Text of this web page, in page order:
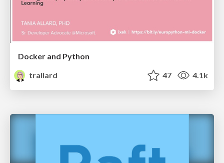
Docker and Python
trallard
47 4.1k